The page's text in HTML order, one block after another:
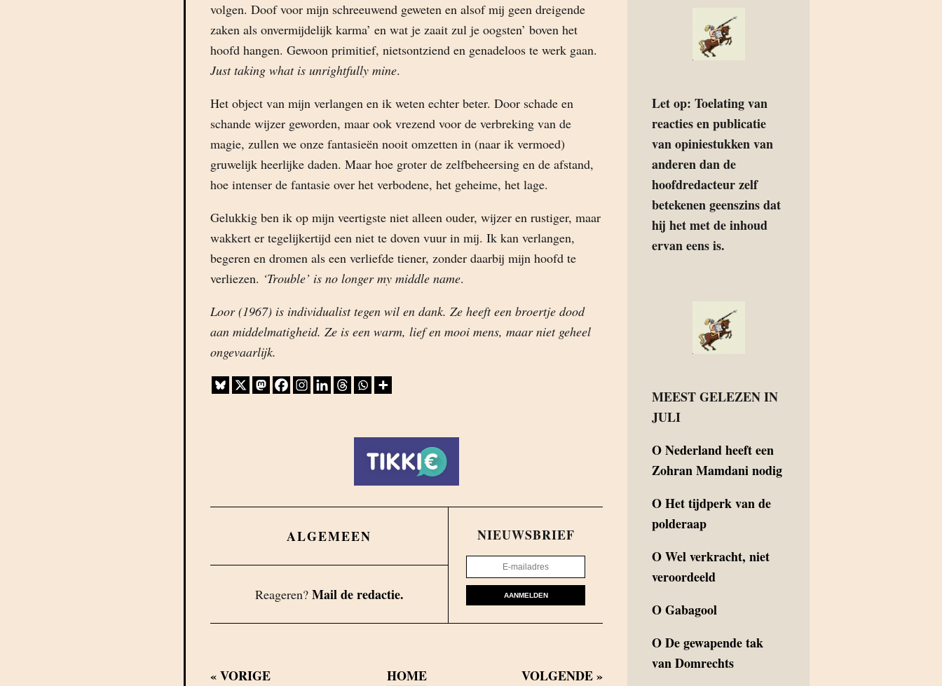
volgen. Doof voor mijn schreeuwend geweten en alsof mij geen dreigende
zaken als onvermijdelijk karma’ en wat je zaait zul je oogsten’ boven het
hoofd hangen. Gewoon primitief, nietsontziend en genadeloos te werk gaan.
Just taking what is unrightfully mine.
Het object van mijn verlangen en ik weten echter beter. Door schade en
schande wijzer geworden, maar ook vrezend voor de verbreking van de
magie, zullen we onze fantasieën nooit omzetten in (naar ik vermoed)
gruwelijk heerlijke daden. Maar hoe groter de zelfbeheersing en de afstand,
hoe intenser de fantasie over het verbodene, het geheime, het lage.
Gelukkig ben ik op mijn veertigste niet alleen ouder, wijzer en rustiger, maar
wakkert er tegelijkertijd een niet te doven vuur in mij. Ik kan verlangen,
begeren en dromen als een verliefde tiener, zonder daarbij mijn hoofd te
verliezen. ‘Trouble’ is no longer my middle name.
Loor (1967) is individualist tegen wil en dank. Ze heeft een broertje dood
aan middelmatigheid. Ze is een warm, lief en mooi mens, maar niet geheel
ongevaarlijk.
ALGEMEEN
Reageren? Mail de redactie.
NIEUWSBRIEF
AANMELDEN
«VORIGE HOME VOLGENDE»
Let op: Toelating van
reacties en publicatie
van opiniestukken van
anderen dan de
hoofdredacteur zelf
betekenen geenszins dat
hij het met de inhoud
ervan eens is.
MEEST GELEZEN IN
JULI
ONederland heeft een
Zohran Mamdani nodig
OHet tijdperk van de
polderaap
OWel verkracht, niet
veroordeeld
OGabagool
ODe gewapende tak
van Domrechts